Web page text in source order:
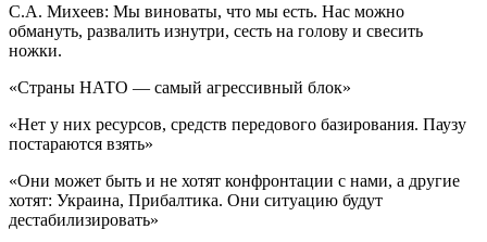
С.А. Михеев: Мы виноваты, что мы есть. Нас можно
обмануть, развалить изнутри, сесть на голову и свесить
ножки.
«Страны НАТО — самый агрессивный блок»
«Нет у них ресурсов, средств передового базирования. Паузу
постараются взять»
«Они может быть и не хотят конфронтации с нами, а другие
хотят: Украина, Прибалтика. Они ситуацию будут
дестабилизировать»